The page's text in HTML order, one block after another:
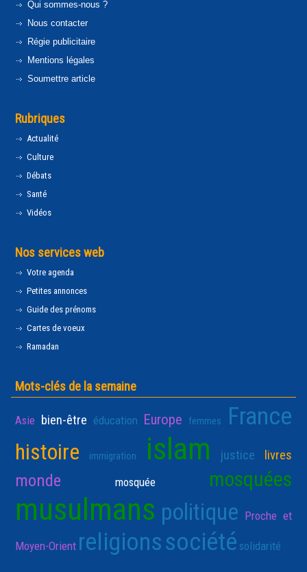
Qui sommes-nous ?
Nous contacter
Régie publicitaire
Mentions légales
Soumettre article
Rubriques
Actualité
Culture
Débats
Santé
Vidéos
Nos services web
Votre agenda
Petites annonces
Guide des prénoms
Cartes de voeux
Ramadan
Mots-clés de la semaine
Asie bien-être éducation Europe femmes France
histoire immigration islam justice livres
monde mosquée mosquées
musulmans politique Proche et
Moyen-Orient religionssociété solidarité